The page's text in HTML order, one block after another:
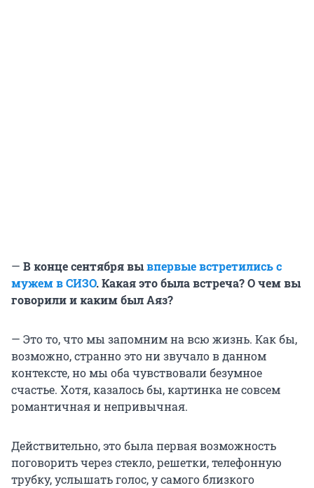
— В конце сентября вывпервые встретились с
мужем в СИЗО. Какая это была встреча? О чем вы
говорили и каким был Аяз?
— Это то, что мы запомним на всю жизнь. Как бы,
возможно, странно это ни звучало в данном
контексте, но мы оба чувствовали безумное
счастье. Хотя, казалось бы, картинка не совсем
романтичная и непривычная.
Действительно, это была первая возможность
поговорить через стекло, решетки, телефонную
трубку, услышать голос, у самого близкого